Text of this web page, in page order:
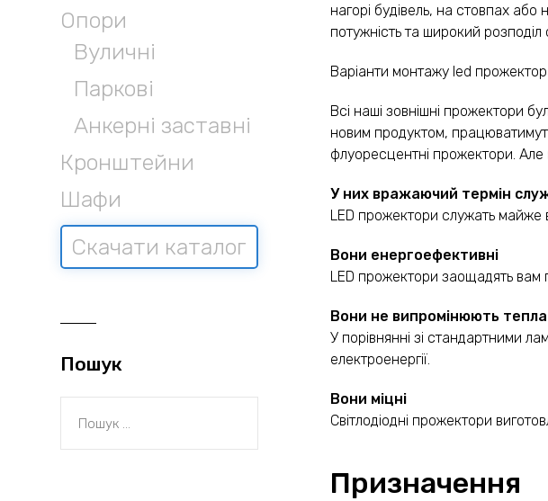
нагорі будівель, на стовпах або
потужність та широкий розподіл
Варіанти монтажу led прожектора
Всі наші зовнішні прожектори
новим продуктом,
флуоресцентні прожектори. Але
У них вражаючий термін
LED прожектори служать майже
Вони енергоефективні
LED прожектори заощадять вам
Вони не випромінюють тепла
У порівнянні зі стандартними
електроенергії.
Вони міцні
Світлодіодні прожектори
Призначення
Опори
Вуличні
Паркові
Анкерні заставні
Кронштейни
Шафи
Скачати каталог
Пошук